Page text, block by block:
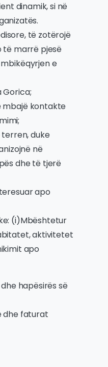
dinamik, si në
të zotërojë
të marrë pjesë
e
Gorica;
mbajë kontakte
terren, duke
në
dhe të tjerë
apo
(i)Mbështetur
aktivitetet
apo
hapësirës së
dhe faturat